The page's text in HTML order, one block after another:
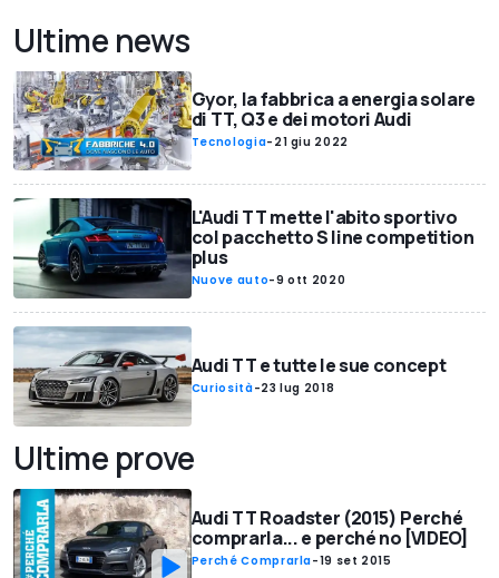
Ultime news
Gyor, la fabbrica a energia solare
di TT, Q3 e dei motori Audi
Tecnologia- 21 giu 2022
L'Audi TT mette l'abito sportivo
col pacchetto S line competition
plus
Nuove auto-9 ott 2020
Audi TT e tutte le sue concept
Curiosità-23 lug 2018
Ultime prove
Audi TT Roadster (2015) Perché
comprarla... e perché no [VIDEO]
Perché Comprarla-19 set 2015